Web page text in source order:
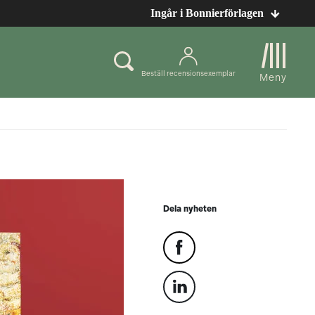
Ingår i Bonnierförlagen
Beställ recensionsexemplar Meny
Dela nyheten